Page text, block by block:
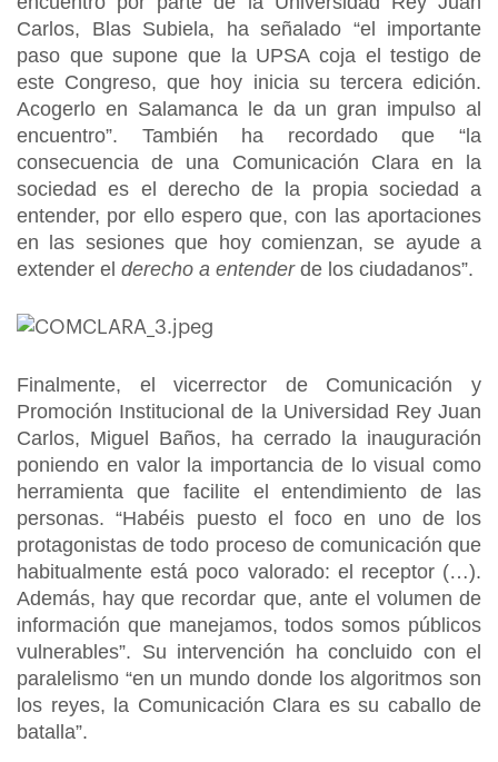
Carlos, Blas Subiela, ha señalado “el importante
paso que supone que la UPSA coja el testigo de
este Congreso, que hoy inicia su tercera edición.
Acogerlo en Salamanca le da un gran impulso al
encuentro”. También ha recordado que “la
consecuencia de una Comunicación Clara en la
sociedad es el derecho de la propia sociedad a
entender, por ello espero que, con las aportaciones
en las sesiones que hoy comienzan, se ayude a
extender el derecho a entenderde los ciudadanos”.
Finalmente, el vicerrector de Comunicación y
Promoción Institucional de la Universidad Rey Juan
Carlos, Miguel Baños, ha cerrado la inauguración
poniendo en valor la importancia de lo visual como
herramienta que facilite el entendimiento de las
personas. “Habéis puesto el foco en uno de los
protagonistas de todo proceso de comunicación que
habitualmente está poco valorado: el receptor (…).
Además, hay que recordar que, ante el volumen de
información que manejamos, todos somos públicos
vulnerables”. Su intervención ha concluido con el
paralelismo “en un mundo donde los algoritmos son
los reyes, la Comunicación Clara es su caballo de
batalla”.